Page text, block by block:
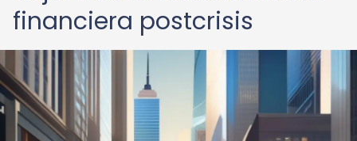
financiera postcrisis